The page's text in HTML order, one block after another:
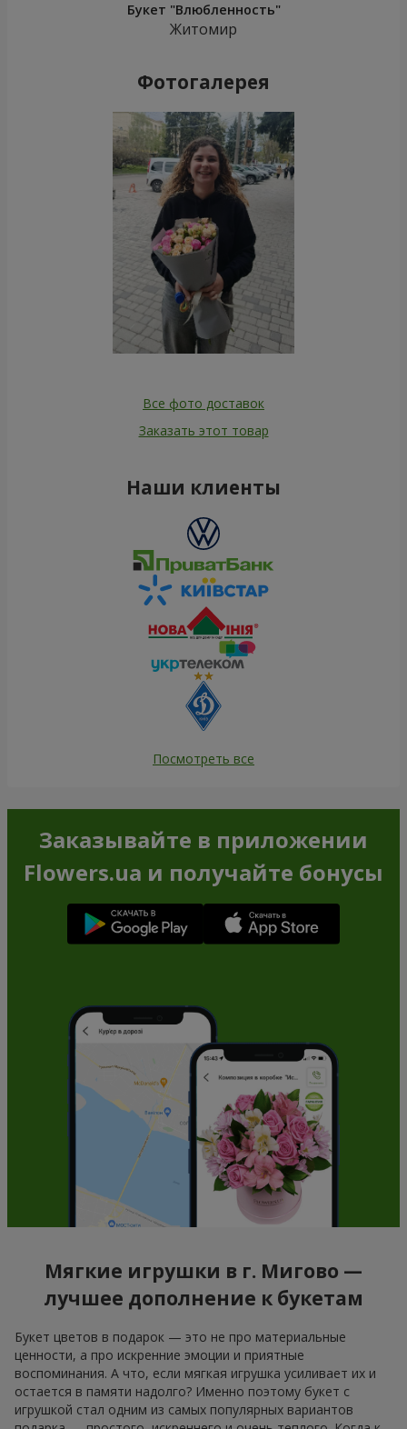
Букет "Влюбленность"
Житомир
Фотогалерея
Все фото доставок
Заказать этот товар
Наши клиенты
Посмотреть все
Заказывайте в приложении
Flowers.ua и получайте бонусы
Мягкие игрушки в г. Мигово —
лучшее дополнение к букетам
Букет цветов в подарок — это не про материальные
ценности, а про искренние эмоции и приятные
воспоминания. А что, если мягкая игрушка усиливает их и
остается в памяти надолго? Именно поэтому букет с
игрушкой стал одним из самых популярных вариантов